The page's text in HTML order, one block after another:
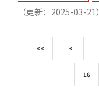
サービス
（更新： 2025-03-21）
<< <
16